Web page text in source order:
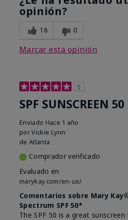
opinión?
16 0
Marcar esta opinión
5
SPF SUNSCREEN 50
Enviado Hace 1 año
porVickie Lynn
de Atlanta
Comprador verificado
Evaluado en
marykay.com/en-us/
Comentarios sobre Mary
Spectrum SPF 50*
The SPF 50 is a great